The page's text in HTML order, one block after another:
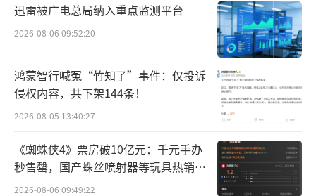
根据宁德时代发布的2023年三季度，前三
季度累计实现营收2,590.45亿元，同比下滑12.
09%，净利润360.01亿，同比增长15.59%。
有一说一，这份业绩和利润增速确实不
赖。
迅雷被广电总局纳入重点监测平台
2026-08-06 09:52:20
鸿蒙智行喊冤“竹知了”事件：仅投诉
侵权内容，共下架144条！
2026-08-05 13:40:27
《蜘蛛侠4》票房破10亿元：千元手办
秒售罄，国产蛛丝喷射器等玩具热销海
外
2026-08-06 09:49:22